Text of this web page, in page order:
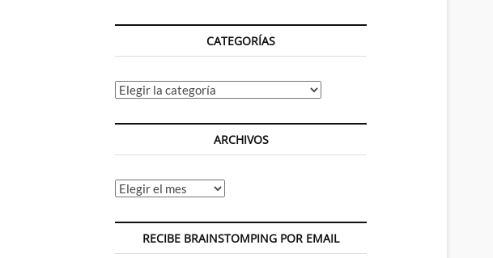
CATEGORÍAS
Categorías
ARCHIVOS
Archivos
RECIBE BRAINSTOMPING POR EMAIL